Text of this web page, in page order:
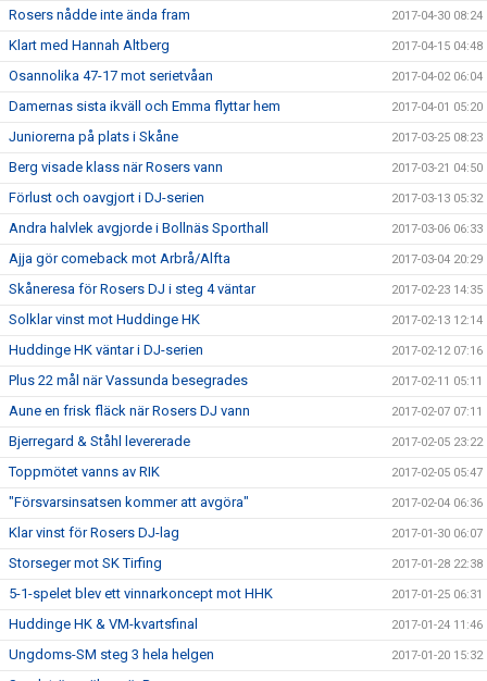
Rosers nådde inte ända fram 2017-04-30 08:24
Klart med Hannah Altberg 2017-04-15 04:48
Osannolika 47-17 mot serietvåan 2017-04-02 06:04
Damernas sista ikväll och Emma flyttar hem 2017-04-01 05:20
Juniorerna på plats i Skåne 2017-03-25 08:23
Berg visade klass när Rosers vann 2017-03-21 04:50
Förlust och oavgjort i DJ-serien 2017-03-13 05:32
Andra halvlek avgjorde i Bollnäs Sporthall 2017-03-06 06:33
Ajja gör comeback mot Arbrå/Alfta 2017-03-04 20:29
Skåneresa för Rosers DJ i steg 4 väntar 2017-02-23 14:35
Solklar vinst mot Huddinge HK 2017-02-13 12:14
Huddinge HK väntar i DJ-serien 2017-02-12 07:16
Plus 22 mål när Vassunda besegrades 2017-02-11 05:11
Aune en frisk fläck när Rosers DJ vann 2017-02-07 07:11
Bjerregard & Ståhl levererade 2017-02-05 23:22
Toppmötet vanns av RIK 2017-02-05 05:47
"Försvarsinsatsen kommer att avgöra" 2017-02-04 06:36
Klar vinst för Rosers DJ-lag 2017-01-30 06:07
Storseger mot SK Tirfing 2017-01-28 22:38
5-1-spelet blev ett vinnarkoncept mot HHK 2017-01-25 06:31
Huddinge HK & VM-kvartsfinal 2017-01-24 11:46
Ungdoms-SM steg 3 hela helgen 2017-01-20 15:32